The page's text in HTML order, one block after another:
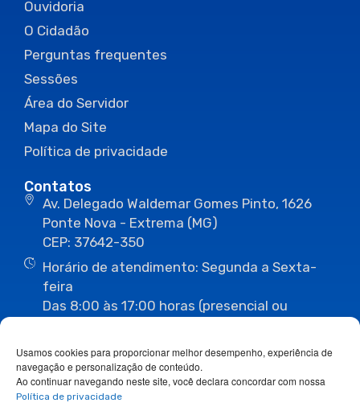
Usamos cookies para proporcionar melhor desempenho, experiência de
navegação e personalização de conteúdo.
Ao continuar navegando neste site, você declara concordar com nossa
Política de privacidade
Ouvidoria
O Cidadão
Perguntas frequentes
Sessões
Área do Servidor
Mapa do Site
Política de privacidade
Contatos
Av. Delegado Waldemar Gomes Pinto, 1626
Ponte Nova - Extrema (MG)
CEP: 37642-350
Horário de atendimento: Segunda a Sexta-
feira
Das 8:00 às 17:00 horas (presencial ou
(35) 3435-1112 (35) 3435-3063
ouvidoria@camaraextrema.mg.gov.br
imprensa@camaraextrema.mg.gov.br
Siga-nos: